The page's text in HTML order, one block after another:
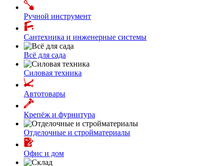
Ручной инструмент
Сантехника и инженерные системы
Всё для сада
Силовая техника
Автотовары
Крепёж и фурнитура
Отделочные и стройматериалы
Офис и дом